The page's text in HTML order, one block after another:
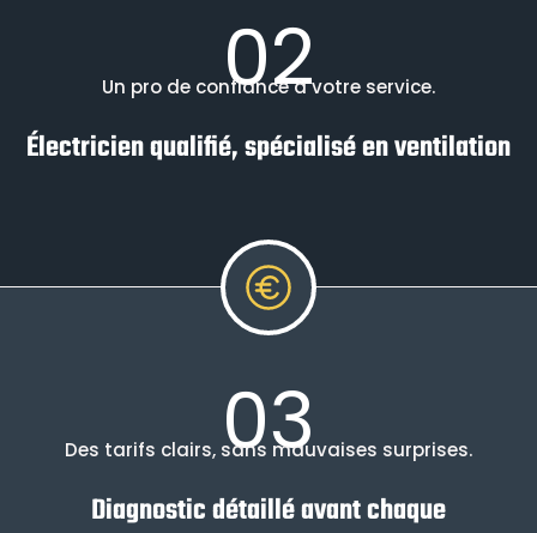
02
Un pro de confiance à votre service.
Électricien qualifié, spécialisé en ventilation
03
Des tarifs clairs, sans mauvaises surprises.
Diagnostic détaillé avant chaque